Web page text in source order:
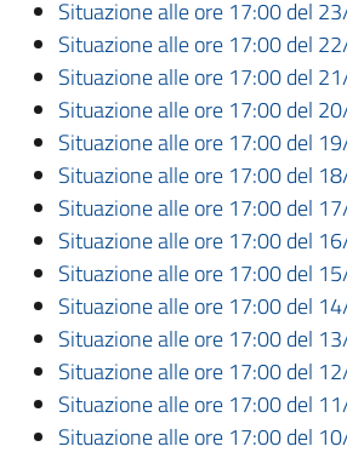
Situazione alle ore 17:00 del
Situazione alle ore 17:00 del
Situazione alle ore 17:00 del
Situazione alle ore 17:00 del
Situazione alle ore 17:00 del
Situazione alle ore 17:00 del
Situazione alle ore 17:00 del
Situazione alle ore 17:00 del
Situazione alle ore 17:00 del
Situazione alle ore 17:00 del
Situazione alle ore 17:00 del
Situazione alle ore 17:00 del
Situazione alle ore 17:00 del
Situazione alle ore 17:00 del